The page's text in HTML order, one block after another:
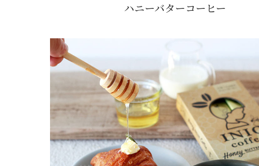
ハニーバターコーヒー